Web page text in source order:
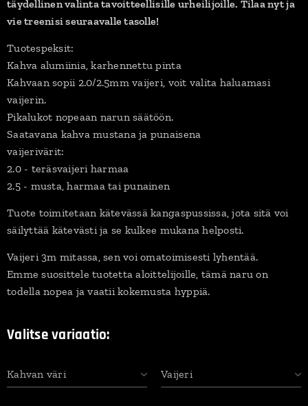
täydellinen valinta tavoitteellisille urheilijoille. Tilaa nyt ja
vie treenisi seuraavalle tasolle!
Tuotespeksit:
Kahva alumiinia, karhennettu pinta
Kahvaan sopii 2.0/2.5mm vaijeri, voit valita haluamasi
vaijerin.
Pikalukot nopeaan narun säätöön.
Saatavana kahva mustana ja punaisena
vaijerivärit:
2.0 - teräsvaijeri harmaa
2.5 - musta, harmaa tai punainen
Tuote toimitetaan kätevässä kangaspussissa, jota sitä voi
säilyttää kätevästi ja se kulkee mukana helposti.
Vaijeri 3m mitassa, sen voi omatoimisesti lyhentää.
Emme suosittele tuotetta aloittelijoille, tämä naru on
todella nopea ja vaatii kokemusta hyppiä.
Valitse variaatio:
Kahvan väri Vaijeri